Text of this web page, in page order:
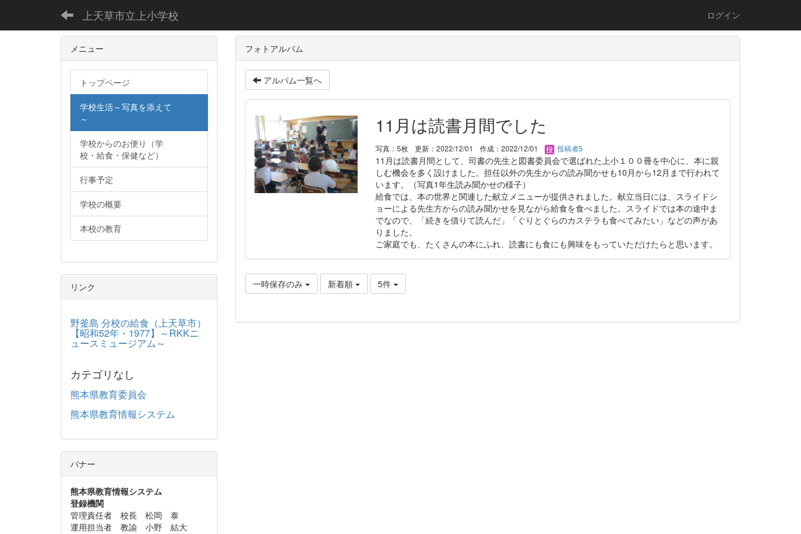
上天草市立上小学校 ログイン
フォトアルバム
アルバム一覧へ
11月は読書月間でした
写真：5枚 更新：2022/12/01 作成：2022/12/01 投稿者5
11月は読書月間として、司書の先生と図書委員会で選ばれた上小１００冊を中心に、本に親
しむ機会を多く設けました。担任以外の先生からの読み聞かせも10月から12月まで行われて
います。（写真1年生読み聞かせの様子）
給食では、本の世界と関連した献立メニューが提供されました。献立当日には、スライドシ
ョーによる先生方からの読み聞かせを見ながら給食を食べました。スライドでは本の途中ま
でなので、「続きを借りて読んだ」「ぐりとぐらのカステラも食べてみたい」などの声があ
りました。
ご家庭でも、たくさんの本にふれ、読書にも食にも興味をもっていただけたらと思います。
一時保存のみ 新着順 5件
メニュー
トップページ
学校生活～写真を添えて
～
学校からのお便り（学
校・給食・保健など）
行事予定
学校の概要
本校の教育
リンク
野釜島 分校の給食（上天草市）
【昭和52年・1977】～RKKニ
ュースミュージアム～
カテゴリなし
熊本県教育委員会
熊本県教育情報システム
バナー
熊本県教育情報システム
登録機関
管理責任者 校長 松岡 泰
運用担当者 教諭 小野 結大